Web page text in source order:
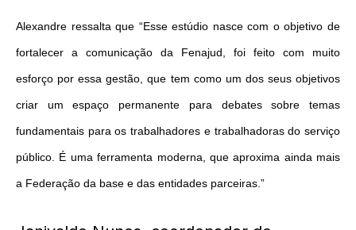
Alexandre ressalta que “Esse estúdio nasce com o objetivo de
fortalecer a comunicação da Fenajud, foi feito com muito
esforço por essa gestão, que tem como um dos seus objetivos
criar um espaço permanente para debates sobre temas
fundamentais para os trabalhadores e trabalhadoras do serviço
público. É uma ferramenta moderna, que aproxima ainda mais
a Federação da base e das entidades parceiras.”